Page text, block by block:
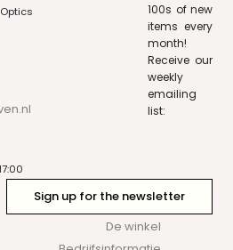
100s of new
items every
month!
Receive our
weekly
emailing
list:
Sign up for the newsletter
De winkel